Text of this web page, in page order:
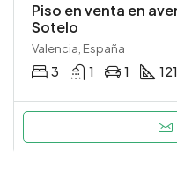
Piso en venta en
Sotelo
Valencia, España
3 1 1 121